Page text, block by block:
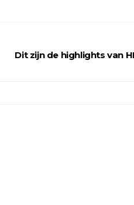
Dit zijn de highlights van